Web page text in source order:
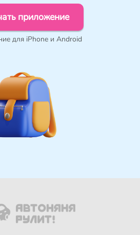
приложение
для iPhone и Android